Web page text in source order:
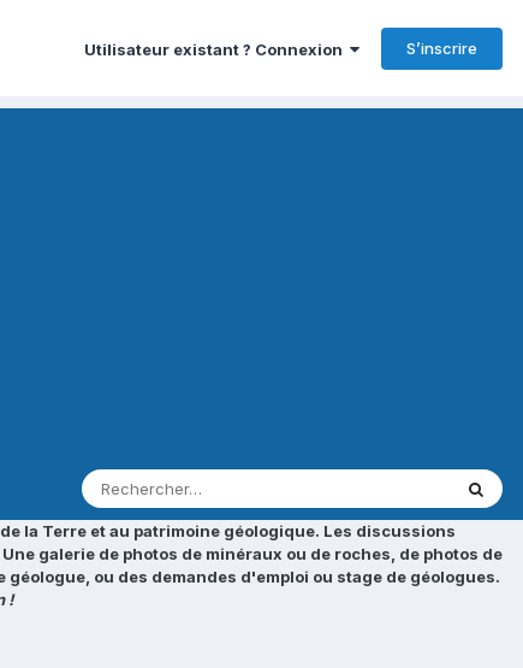
Utilisateur existant ? Connexion S’inscrire
la Terre et au patrimoine géologique. Les discussions
galerie de photos de minéraux ou de roches, de photos de
ou des demandes d'emploi ou stage de géologues.
!